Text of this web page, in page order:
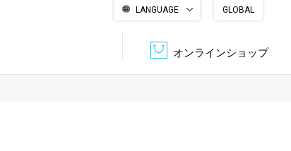
LANGUAGE
GLOBAL
オンラインショップ